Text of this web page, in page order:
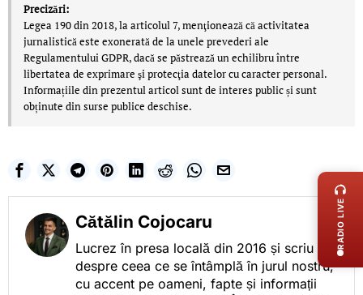
Precizări:
Legea 190 din 2018, la articolul 7, menţionează că activitatea
jurnalistică este exonerată de la unele prevederi ale
Regulamentului GDPR, dacă se păstrează un echilibru între
libertatea de exprimare şi protecţia datelor cu caracter personal.
Informațiile din prezentul articol sunt de interes public și sunt
obținute din surse publice deschise.
Cătălin Cojocaru
Lucrez în presa locală din 2016 și scriu
despre ceea ce se întâmplă în jurul nostru,
cu accent pe oameni, fapte și informații
RADIO LIVE